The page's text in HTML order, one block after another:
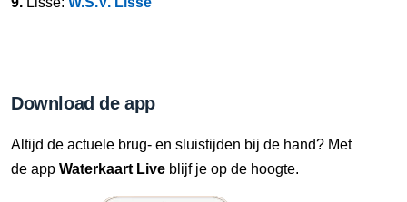
Download de app
Altijd de actuele brug- en sluistijden bij de hand? Met
de app Waterkaart Live blijf je op de hoogte.